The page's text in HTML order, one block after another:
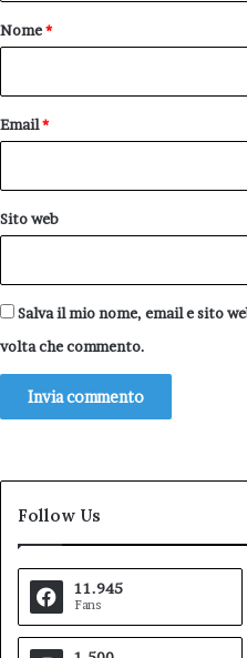
o
Nome*
Email*
Sito web
Salva il mio nome, email e sito
volta che commento.
Follow Us
11.945
Fans